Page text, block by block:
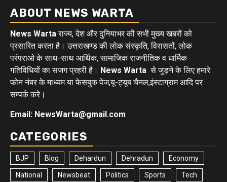
ABOUT NEWS WARTA
News Warta राज्य, देश और दुनियाभर की सभी मुख्य खबरों को
प्रसारित करता है। उत्तराखण्ड की लोक संस्कृति, विरासतों, लोक
परंपराओ के साथ-साथ आर्थिक, सामाजिक राजनीतिक व धार्मिक
गतिविधियों का सजग प्रहरी है। News Warta से जुड़ने के लिए हमारे
फोन नंबर के माध्यम या फेसबुक पेज,यू-ट्यूब चैनल,इंस्टाग्राम आदि पर
सम्पर्क करे।
Email: NewsWarta@gmail.com
CATEGORIES
BJP Blog Dehardun Dehradun Economy
National Newsbeat Politics Sports Tech